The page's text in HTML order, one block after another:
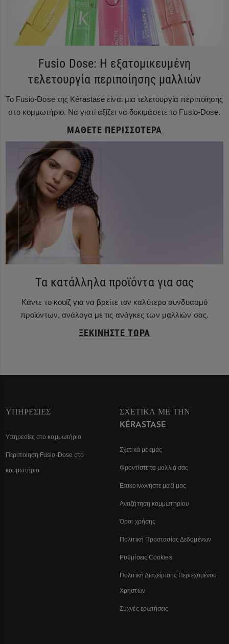
Fusio Dose: Η εξατομικευμένη
τελετουργία περιποίησης μαλλιών
Το Fusio-Dose της Kérastase είναι μια τελετουργία περιποίησης
στο κομμωτήριο. Να γιατί αξίζει να δοκιμάσετε το Fusio-Dose.
ΜΆΘΕΤΕ ΠΕΡΙΣΣΌΤΕΡΑ
Τα κατάλληλα προϊόντα για σας
Κάντε το κουίζ για να βρείτε τον καλύτερο συνδυασμό
προϊόντων, ανάλογα με τις ανάγκες των μαλλιών σας.
ΞΕΚΙΝΉΣΤΕ ΤΏΡΑ
ΥΠΗΡΕΣΊΕΣ
Υπηρεσίες στο κομμωτήριο
Περιποίηση Fusio-Dose στο
κομμωτήριο
ΣΧΕΤΙΚΆ ΜΕ ΤΗΝ
KÉRASTASE
Σχετικά με εμάς
Φροντίστε τα μαλλιά σας
Επικοινωνήστε μαζί μας
Αναζήτηση κομμωτηρίου
Όροι χρήσης
Πολιτική Προστασίας Δεδομένων
Ρυθμίσεις Cookies
Πολιτική Διαχείρισης Περιεχομένου
Χρηστών
Συχνές ερωτήσεις